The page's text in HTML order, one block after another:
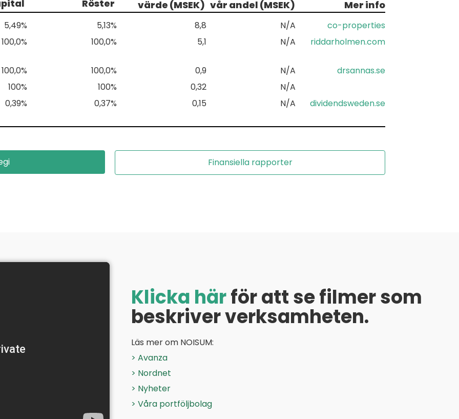
Röster
värde (MSEK) vår andel (MSEK)
Mer info
5,49% 5,13% 8,8 N/A
co-properties
100,0%
100,0% 5,1 N/A riddarholmen.com
100,0% 100,0% 0,9 N/A
drsannas.se
100%
100% 0,32
N/A
0,39%
0,37% 0,15 N/A dividendsweden.se
Finansiella rapporter
Klicka härför att se filmer som
beskriver verksamheten.
Läs mer om NOISUM:
> Avanza
> Nordnet
> Nyheter
> Våra portföljbolag